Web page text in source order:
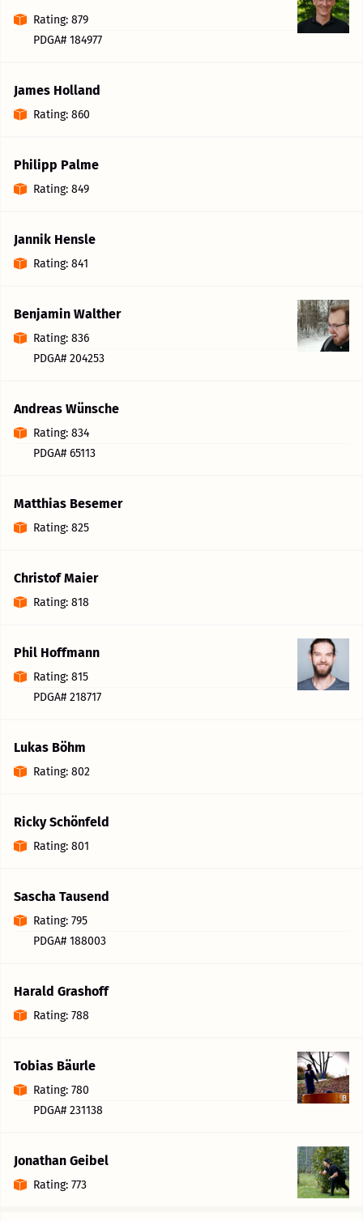
Rating: 879
PDGA# 184977
James Holland
Rating: 860
Philipp Palme
Rating: 849
Jannik Hensle
Rating: 841
Benjamin Walther
Rating: 836
PDGA# 204253
Andreas Wünsche
Rating: 834
PDGA# 65113
Matthias Besemer
Rating: 825
Christof Maier
Rating: 818
Phil Hoffmann
Rating: 815
PDGA# 218717
Lukas Böhm
Rating: 802
Ricky Schönfeld
Rating: 801
Sascha Tausend
Rating: 795
PDGA# 188003
Harald Grashoff
Rating: 788
Tobias Bäurle
Rating: 780
PDGA# 231138
Jonathan Geibel
Rating: 773